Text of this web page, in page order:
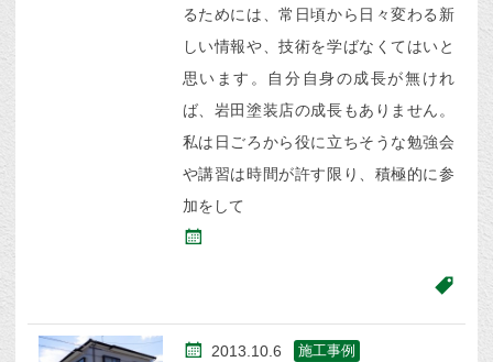
るためには、常日頃から日々変わる新
しい情報や、技術を学ばなくてはいと
思います。自分自身の成長が無けれ
ば、岩田塗装店の成長もありません。
私は日ごろから役に立ちそうな勉強会
や講習は時間が許す限り、積極的に参
加をして
2013.10.6 施工事例